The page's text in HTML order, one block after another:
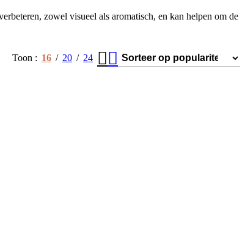
zowel visueel als aromatisch, en kan helpen om de
Toon 16 20 24